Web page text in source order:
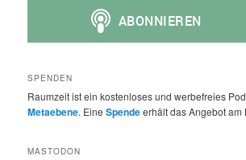
SPENDEN
Raumzeit ist ein kostenloses und werbefreies
Metaebene. EineSpendeerhält das Angebot am
MASTODON